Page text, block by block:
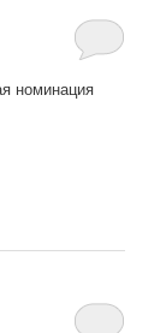
номинация